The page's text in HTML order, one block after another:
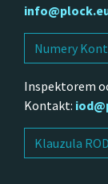
Numery
Inspektorem
Kontakt:
Klauzula